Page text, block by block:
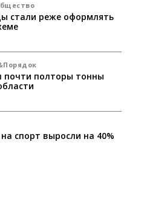
стали реже оформлять
почти полторы тонны
спорт выросли на 40%